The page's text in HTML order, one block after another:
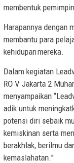
membentuk
Harapannya dengan
membantu para
kehidupan mereka.
Dalam kegiatan
RO V Jakarta 2
menyampaikan
adik untuk
potensi diri sebaik
kemiskinan serta
berakhlak, berilmu
kemaslahatan.”